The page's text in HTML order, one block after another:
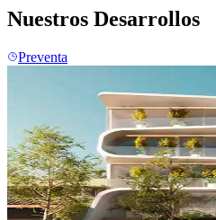
Nuestros Desarrollos
Preventa